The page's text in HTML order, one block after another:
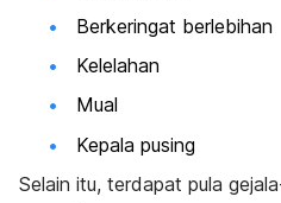
Berkeringat berlebihan
Kelelahan
Mual
Kepala pusing
Selain itu, terdapat pula